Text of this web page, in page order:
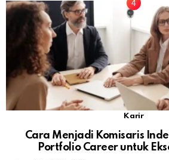
Karir
Cara Menjadi Komisaris
Portfolio Career untuk